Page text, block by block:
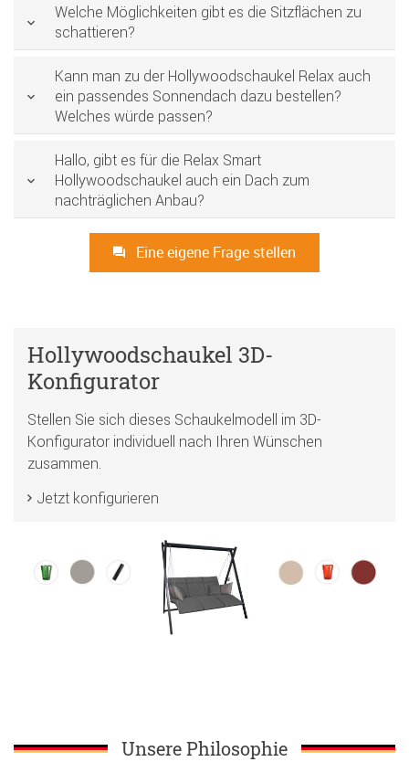
Welche Möglichkeiten gibt es die Sitzflächen zu
schattieren?
Kann man zu der Hollywoodschaukel Relax auch
ein passendes Sonnendach dazu bestellen?
Welches würde passen?
Hallo, gibt es für die Relax Smart
Hollywoodschaukel auch ein Dach zum
nachträglichen Anbau?
Eine eigene Frage stellen
Hollywoodschaukel 3D-
Konfigurator
Stellen Sie sich dieses Schaukelmodell im 3D-
Konfigurator individuell nach Ihren Wünschen
zusammen.
Jetzt konfigurieren
Unsere Philosophie